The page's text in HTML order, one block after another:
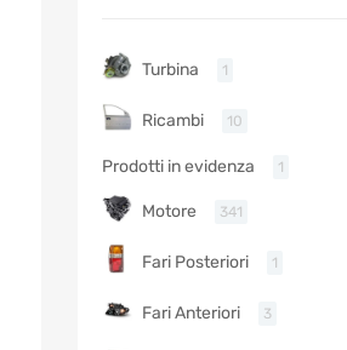
Turbina 1
Ricambi 10
Prodotti in evidenza 1
Motore 341
Fari Posteriori 1
Fari Anteriori 3